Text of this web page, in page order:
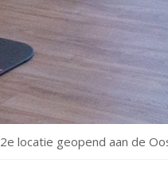
2e locatie geopend aan de